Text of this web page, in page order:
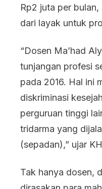
Rp2 juta per
dari layak untuk
“Dosen Ma’had
tunjangan profesi
pada 2016. Hal ini
diskriminasi
perguruan tinggi
tridarma yang
(sepadan),” ujar
Tak hanya dosen,